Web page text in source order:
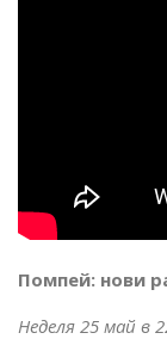
Помпей: нови
Неделя 25 май в